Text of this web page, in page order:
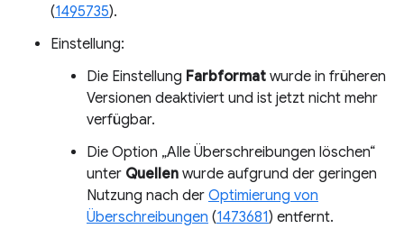
(1495735).
Einstellung:
Die Einstellung Farbformat wurde in früheren
Versionen deaktiviert und ist jetzt nicht mehr
verfügbar.
Die Option „Alle Überschreibungen löschen“
unter Quellen wurde aufgrund der geringen
Nutzung nach der Optimierung von
Überschreibungen (1473681) entfernt.